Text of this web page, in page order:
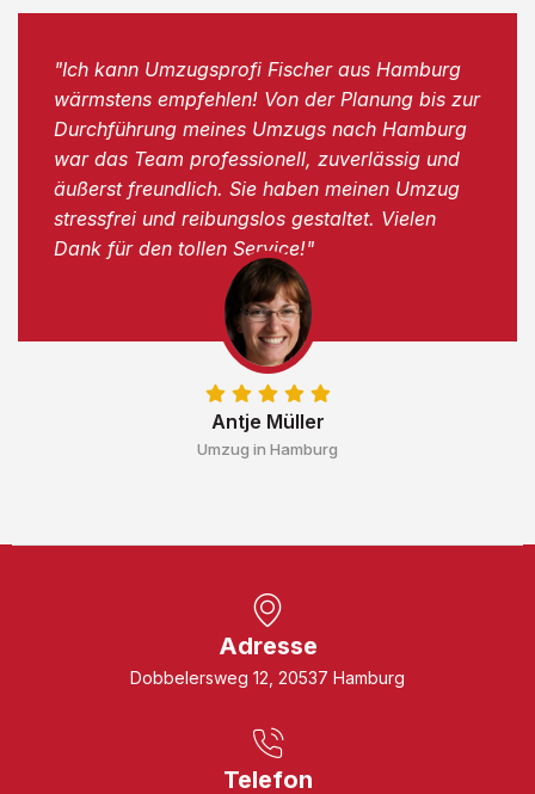
Antje Müller
Umzug in Hamburg
"Ich kann Umzugsprofi Fischer aus Hamburg
wärmstens empfehlen! Von der Planung bis zur
Durchführung meines Umzugs nach Hamburg
war das Team professionell, zuverlässig und
äußerst freundlich. Sie haben meinen Umzug
stressfrei und reibungslos gestaltet. Vielen
Dank für den tollen Service!"
Adresse
Dobbelersweg 12, 20537 Hamburg
Telefon